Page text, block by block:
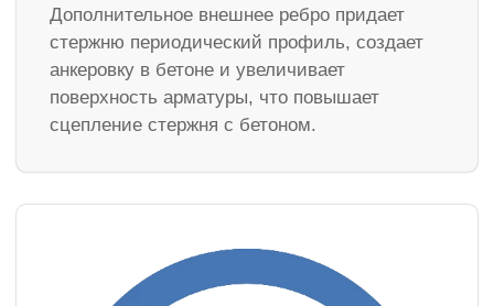
Дополнительное внешнее ребро придает
стержню периодический профиль, создает
анкеровку в бетоне и увеличивает
поверхность арматуры, что повышает
сцепление стержня с бетоном.